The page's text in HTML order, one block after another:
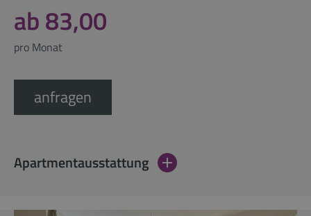
ab 83,00
pro Monat
anfragen
Apartmentausstattung